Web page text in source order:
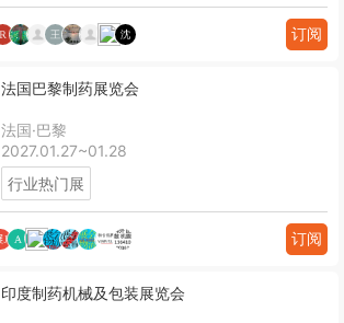
订阅
法国巴黎制药展览会
法国·巴黎
2027.01.27~01.28
行业热门展
订阅
印度制药机械及包装展览会